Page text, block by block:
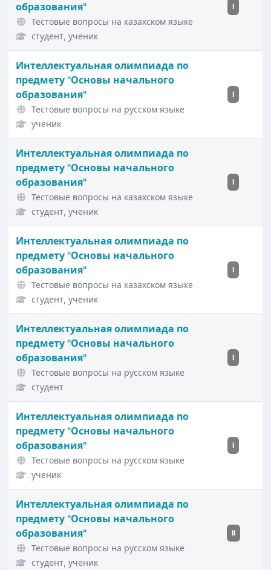
образования"
Тестовые вопросы на казахском языке
студент, ученик
I
Интеллектуальная олимпиада по
предмету "Основы начального
образования"
Тестовые вопросы на русском языке
ученик
I
Интеллектуальная олимпиада по
предмету "Основы начального
образования"
Тестовые вопросы на казахском языке
студент, ученик
I
Интеллектуальная олимпиада по
предмету "Основы начального
образования"
Тестовые вопросы на казахском языке
студент, ученик
I
Интеллектуальная олимпиада по
предмету "Основы начального
образования"
Тестовые вопросы на русском языке
студент
I
Интеллектуальная олимпиада по
предмету "Основы начального
образования"
Тестовые вопросы на русском языке
ученик
I
Интеллектуальная олимпиада по
предмету "Основы начального
образования"
Тестовые вопросы на русском языке
студент, ученик
II